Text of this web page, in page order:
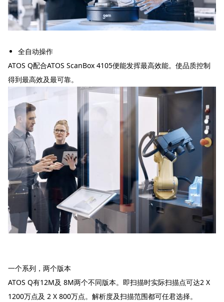
全自动操作
ATOS Q配合ATOS ScanBox 4105便能发挥最高效能。使品质控制
得到最高效及最可靠。
一个系列，两个版本
ATOS Q有12M及 8M两个不同版本。即扫描时实际扫描点可达2 X
1200万点及 2 X 800万点。解析度及扫描范围都可任君选择。